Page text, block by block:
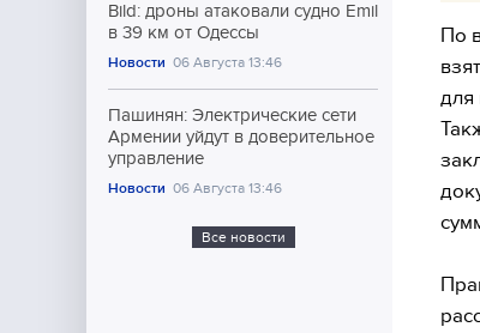
Bild: дроны атаковали судно Emil
в 39 км от Одессы
Новости 06 Августа 13:46
Пашинян: Электрические сети
Армении уйдут в доверительное
управление
Новости 06 Августа 13:46
Все новости
По
для